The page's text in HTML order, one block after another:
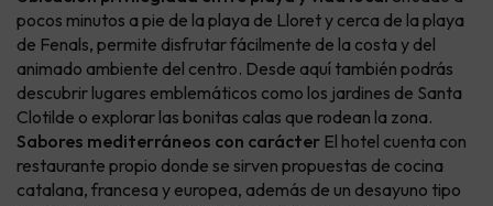
pocos minutos a pie de la playa de Lloret y cerca de la playa
de Fenals, permite disfrutar fácilmente de la costa y del
animado ambiente del centro. Desde aquí también podrás
descubrir lugares emblemáticos como los jardines de Santa
Clotilde o explorar las bonitas calas que rodean la zona.
Sabores mediterráneos con carácter El hotel cuenta con
restaurante propio donde se sirven propuestas de cocina
catalana, francesa y europea, además de un desayuno tipo